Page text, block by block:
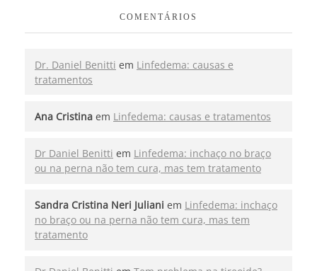
COMENTÁRIOS
Dr. Daniel Benitti em Linfedema: causas e
tratamentos
Ana Cristina em Linfedema: causas e tratamentos
Dr Daniel Benitti em Linfedema: inchaço no braço
ou na perna não tem cura, mas tem tratamento
Sandra Cristina Neri Juliani em Linfedema: inchaço
no braço ou na perna não tem cura, mas tem
tratamento